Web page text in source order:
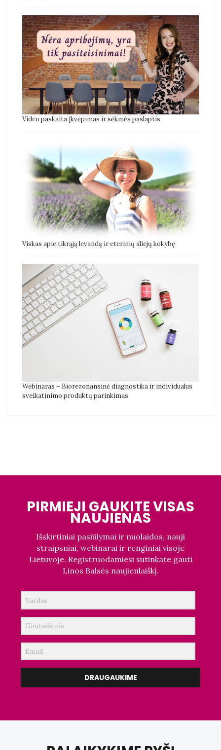
Video paskaita Įkvėpimas ir sėkmės paslaptis
Viskas apie tikrąją levandą ir eterinių aliejų kokybę
Webinaras – Biorezonansinė diagnostika ir individualus
sveikatinimo produktų parinkimas
PIRMIEJI GAUKITE VISAS
NAUJIENAS
Išskirtiniai pasiūlymai ir nuolaidos, nauji
straipsniai, webinarai ir renginiai visoje
Lietuvoje. Registruodamiesi sutinkate gauti
Linos Balsės naujienlaiškį.
DRAUGAUKIME